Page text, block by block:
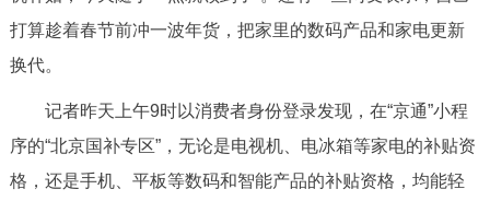
中介服务 阳光政务
打算趁着春节前冲一波年货，把家里的数码产品和家电更新
换代。
记者昨天上午9时以消费者身份登录发现，在“京通”小程
序的“北京国补专区”，无论是电视机、电冰箱等家电的补贴资
格，还是手机、平板等数码和智能产品的补贴资格，均能轻